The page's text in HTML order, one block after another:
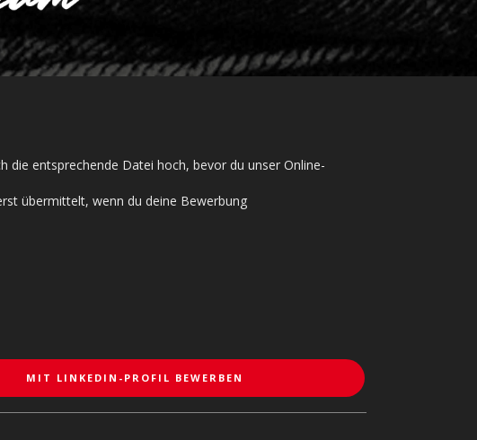
die entsprechende Datei hoch, bevor du unser Online-
übermittelt, wenn du deine Bewerbung
MIT LINKEDIN-PROFIL BEWERBEN